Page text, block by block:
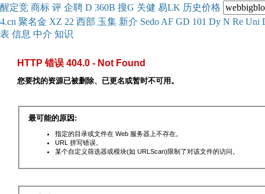
醒定竞 商标 评 企聘 D 360B 搜G 关健 易LK 历史价格
4.cn 聚名金 XZ 22 西部 玉集 新介 Sedo AF GD 101 Dy N Re Uni
表 信息 中介 知识